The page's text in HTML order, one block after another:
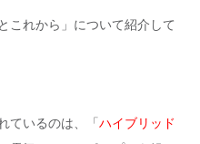
これから」について紹介して
ているのは、「 ハイブリッド